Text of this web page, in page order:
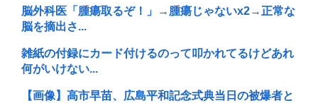
脳外科医「腫瘍取るぞ！」→腫瘍じゃないx2→正常な
脳を摘出さ...
雑紙の付録にカード付けるのって叩かれてるけどあれ
何がいけない...
【画像】高市早苗、広島平和記念式典当日の被爆者と